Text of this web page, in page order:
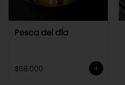
Pesca del día
$68.000